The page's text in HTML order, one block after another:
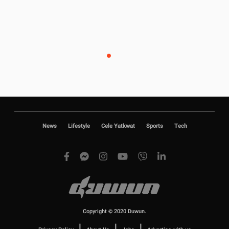
News Lifestyle Cele Yatkwat Sports Tech
Copyright © 2020 Duwun.